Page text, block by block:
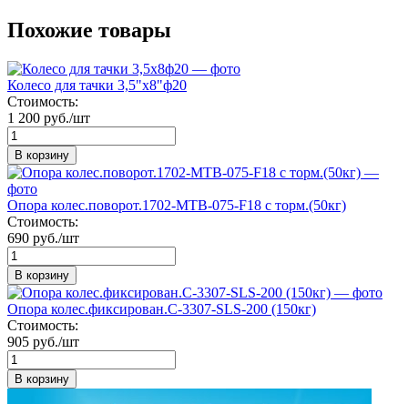
Похожие товары
Колесо для тачки 3,5"х8"ф20
Стоимость:
1 200 руб./шт
В корзину
Опора колес.поворот.1702-МТВ-075-F18 с торм.(50кг)
Стоимость:
690 руб./шт
В корзину
Опора колес.фиксирован.C-3307-SLS-200 (150кг)
Стоимость:
905 руб./шт
В корзину